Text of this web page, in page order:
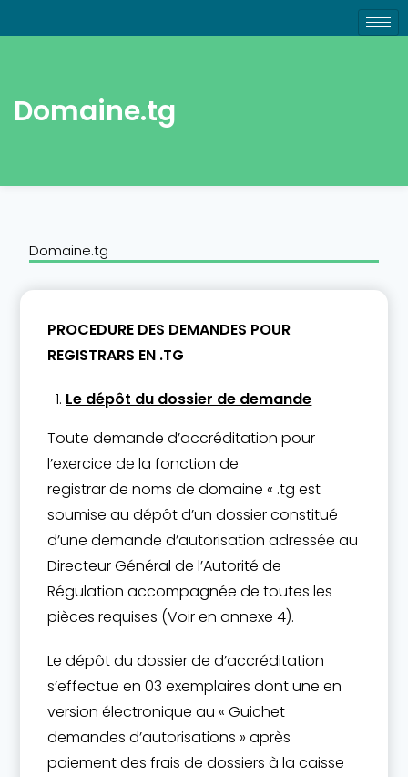
Domaine.tg
Domaine.tg
PROCEDURE DES DEMANDES POUR
REGISTRARS EN .TG
Le dépôt du dossier de demande
Toute demande d’accréditation pour
l’exercice de la fonction de
registrar de noms de domaine « .tg est
soumise au dépôt d’un dossier constitué
d’une demande d’autorisation adressée au
Directeur Général de l’Autorité de
Régulation accompagnée de toutes les
pièces requises (Voir en annexe 4).
Le dépôt du dossier de d’accréditation
s’effectue en 03 exemplaires dont une en
version électronique au « Guichet
demandes d’autorisations » après
paiement des frais de dossiers à la caisse